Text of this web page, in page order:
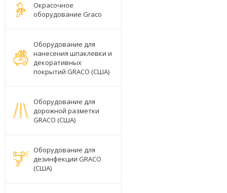
Окрасочное
оборудование Graco
Оборудование для
нанесения шпаклевки и
декоративных
покрытий GRACO (США)
Оборудование для
дорожной разметки
GRACO (США)
Оборудование для
дезинфекции GRACO
(США)